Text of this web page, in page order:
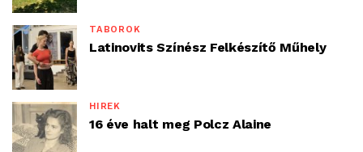
TÁBOROK
Latinovits Színész Felkészítő Műhely
HÍREK
16 éve halt meg Polcz Alaine